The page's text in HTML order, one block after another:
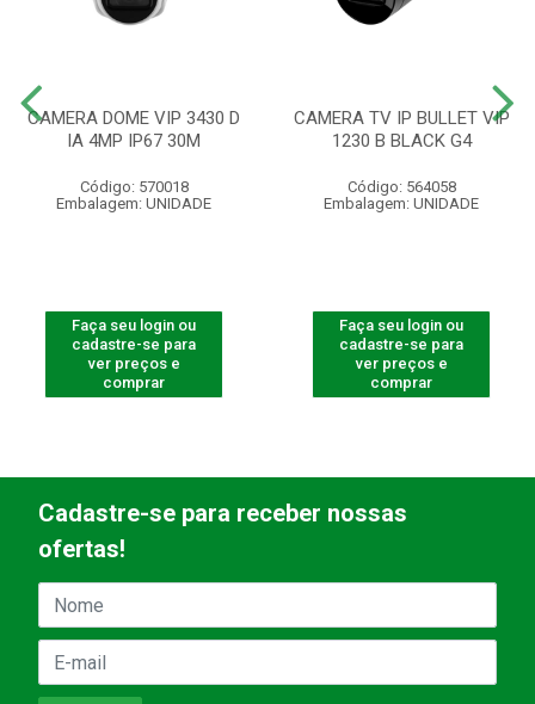
CAMERA DOME VIP 3430 D
IA 4MP IP67 30M
Código: 570018
Embalagem: UNIDADE
Faça seu login ou
cadastre-se para
ver preços e
comprar
CAMERA TV IP BULLET VIP
1230 B BLACK G4
Código: 564058
Embalagem: UNIDADE
Faça seu login ou
cadastre-se para
ver preços e
comprar
Cadastre-se para receber nossas
ofertas!